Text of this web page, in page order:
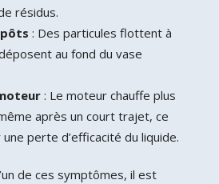
résidus.
: Des particules flottent à
au fond du vase
: Le moteur chauffe plus
après un court trajet, ce
perte d’efficacité du liquide.
de ces symptômes, il est